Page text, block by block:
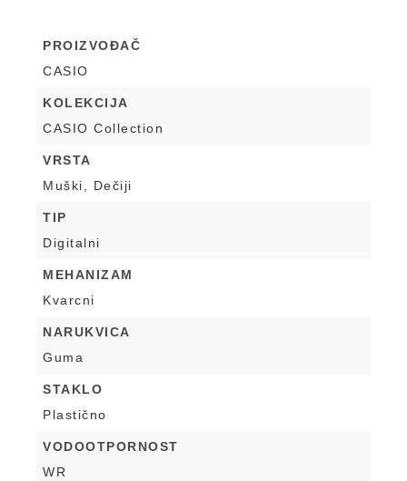
PROIZVOĐAČ
CASIO
KOLEKCIJA
CASIO Collection
VRSTA
Muški, Dečiji
TIP
Digitalni
MEHANIZAM
Kvarcni
NARUKVICA
Guma
STAKLO
Plastično
VODOOTPORNOST
WR